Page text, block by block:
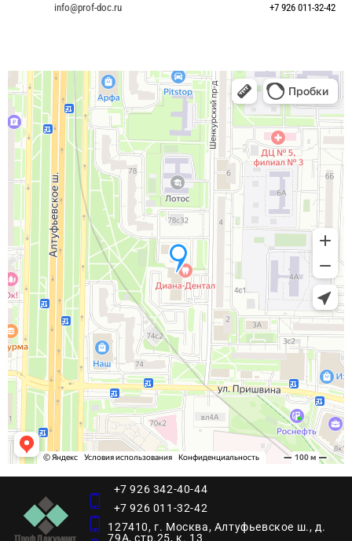
info@prof-doc.ru
+7 926 011-32-42
+7 926 342-40-44
+7 926 011-32-42
127410, г. Москва, Алтуфьевское ш., д.
79А, стр.25, к. 13​